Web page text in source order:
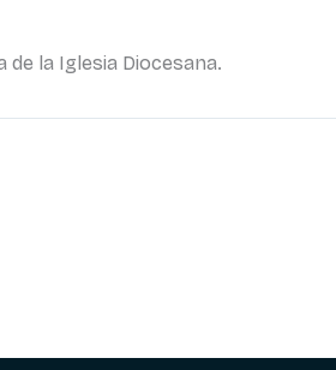
la Iglesia Diocesana.